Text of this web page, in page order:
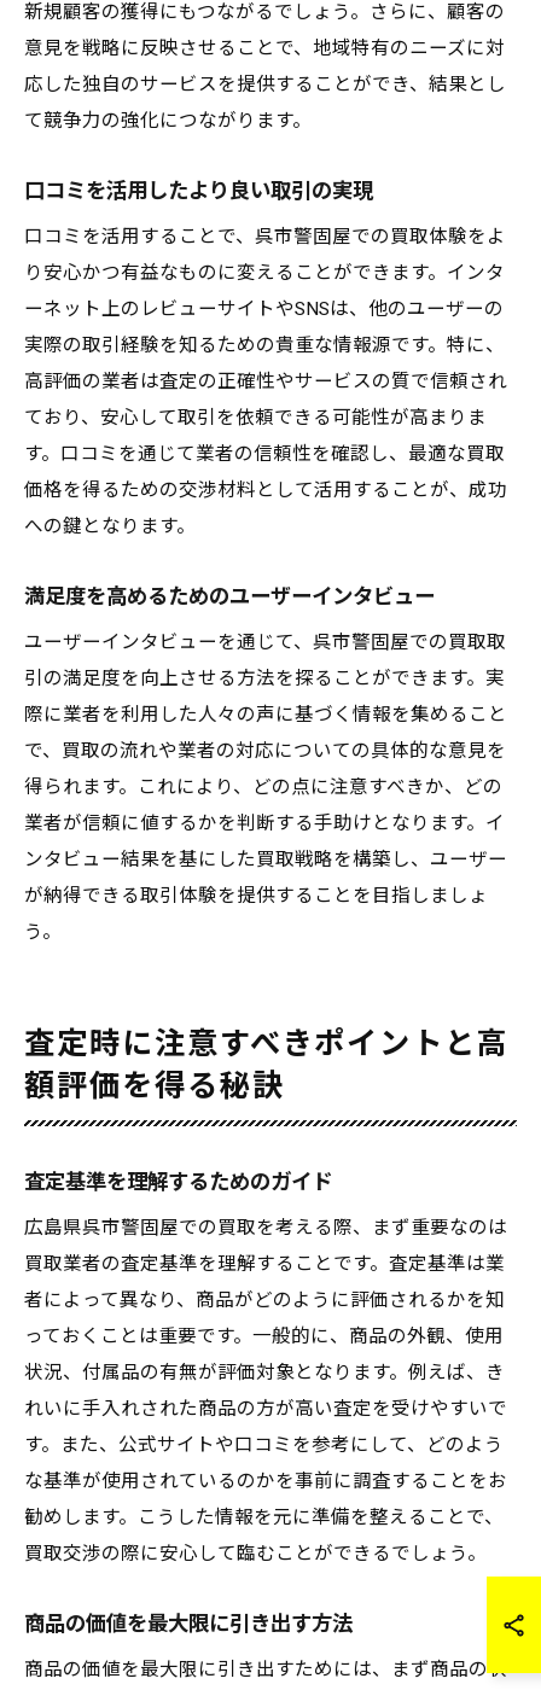
新規顧客の獲得にもつながるでしょう。さらに、顧客の
意見を戦略に反映させることで、地域特有のニーズに対
応した独自のサービスを提供することができ、結果とし
て競争力の強化につながります。
口コミを活用したより良い取引の実現
口コミを活用することで、呉市警固屋での買取体験をよ
り安心かつ有益なものに変えることができます。インタ
ーネット上のレビューサイトやSNSは、他のユーザーの
実際の取引経験を知るための貴重な情報源です。特に、
高評価の業者は査定の正確性やサービスの質で信頼され
ており、安心して取引を依頼できる可能性が高まりま
す。口コミを通じて業者の信頼性を確認し、最適な買取
価格を得るための交渉材料として活用することが、成功
への鍵となります。
満足度を高めるためのユーザーインタビュー
ユーザーインタビューを通じて、呉市警固屋での買取取
引の満足度を向上させる方法を探ることができます。実
際に業者を利用した人々の声に基づく情報を集めること
で、買取の流れや業者の対応についての具体的な意見を
得られます。これにより、どの点に注意すべきか、どの
業者が信頼に値するかを判断する手助けとなります。イ
ンタビュー結果を基にした買取戦略を構築し、ユーザー
が納得できる取引体験を提供することを目指しましょ
う。
査定時に注意すべきポイントと高
額評価を得る秘訣
査定基準を理解するためのガイド
広島県呉市警固屋での買取を考える際、まず重要なのは
買取業者の査定基準を理解することです。査定基準は業
者によって異なり、商品がどのように評価されるかを知
っておくことは重要です。一般的に、商品の外観、使用
状況、付属品の有無が評価対象となります。例えば、き
れいに手入れされた商品の方が高い査定を受けやすいで
す。また、公式サイトや口コミを参考にして、どのよう
な基準が使用されているのかを事前に調査することをお
勧めします。こうした情報を元に準備を整えることで、
買取交渉の際に安心して臨むことができるでしょう。
商品の価値を最大限に引き出す方法
商品の価値を最大限に引き出すためには、まず商品の状